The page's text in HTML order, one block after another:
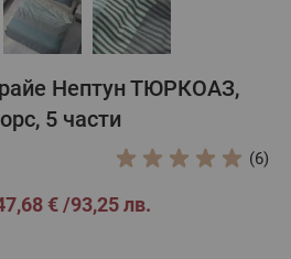
Нептун ТЮРКОАЗ,
5 части
(6)
€ 93,25 лв.